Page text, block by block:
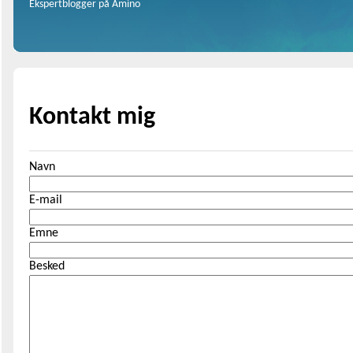
Ekspertblogger på Amino
Kontakt mig
Navn
E-mail
Emne
Besked